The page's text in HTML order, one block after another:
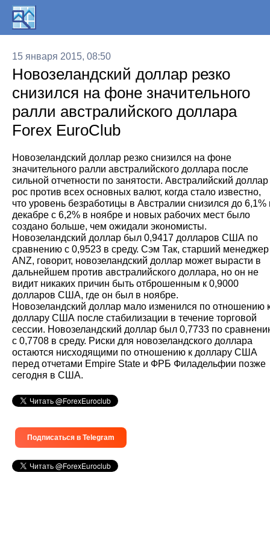
15 января 2015, 08:50
Новозеландский доллар резко
снизился на фоне значительного
ралли австралийского доллара
Forex EuroClub
Новозеландский доллар резко снизился на фоне
значительного ралли австралийского доллара после
сильной отчетности по занятости. Австралийский доллар
рос против всех основных валют, когда стало известно,
что уровень безработицы в Австралии снизился до 6,1%
декабре с 6,2% в ноябре и новых рабочих мест было
создано больше, чем ожидали экономисты.
Новозеландский доллар был 0,9417 долларов США по
сравнению с 0,9523 в среду. Сэм Так, старший
ANZ, говорит, новозеландский доллар может вырасти в
дальнейшем против австралийского доллара, но он не
видит никаких причин быть отброшенным к 0,9000
долларов США, где он был в ноябре.
Новозеландский доллар мало изменился по отношению
доллару США после стабилизации в течение торговой
сессии. Новозеландский доллар был 0,7733 по
с 0,7708 в среду. Риски для новозеландского доллара
остаются нисходящими по отношению к доллару США
перед отчетами Empire State и ФРБ Филадельфии позже
сегодня в США.
Подписаться в Telegram